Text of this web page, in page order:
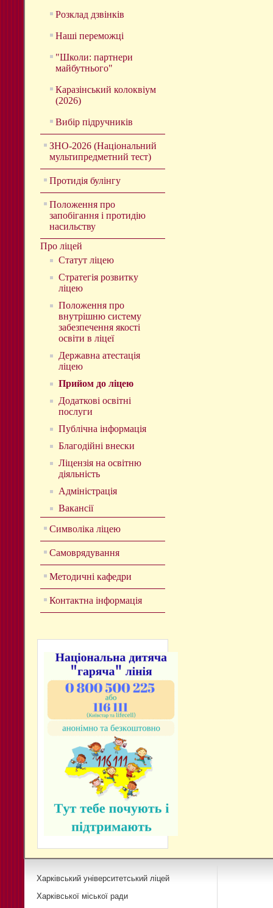
Розклад дзвінків
Наші переможці
"Школи: партнери
майбутнього"
Каразінський колоквіум
(2026)
Вибір підручників
ЗНО-2026 (Національний
мультипредметний тест)
Протидія булінгу
Положення про
запобігання і протидію
насильству
Про ліцей
Статут ліцею
Стратегія розвитку
ліцею
Положення про
внутрішню систему
забезпечення якості
освіти в ліцеї
Державна атестація
ліцею
Прийом до ліцею
Додаткові освітні
послуги
Публічна інформація
Благодійні внески
Ліцензія на освітню
діяльність
Адміністрація
Вакансії
Символіка ліцею
Самоврядування
Методичні кафедри
Контактна інформація
Харківський університетський ліцей
Харківської міської ради